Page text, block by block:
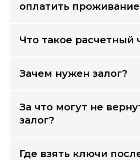
оплатить
Что такое расчетный
Зачем нужен залог?
За что могут не
залог?
Где взять ключи